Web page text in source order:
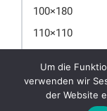
100×180
110×110
Photo Rag
Um die
verwenden wir
der Website